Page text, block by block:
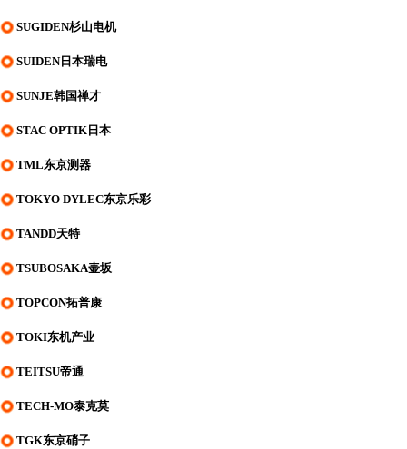
SUGIDEN杉山电机
SUIDEN日本瑞电
SUNJE韩国禅才
STAC OPTIK日本
TML东京测器
TOKYO DYLEC东京乐彩
TANDD天特
TSUBOSAKA壶坂
TOPCON拓普康
TOKI东机产业
TEITSU帝通
TECH-MO泰克莫
TGK东京硝子